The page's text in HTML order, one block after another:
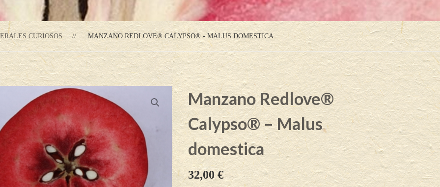
CURIOSOS MANZANO REDLOVE® CALYPSO® - MALUS DOMESTICA
Manzano Redlove®
Calypso® – Malus
domestica
32,00€